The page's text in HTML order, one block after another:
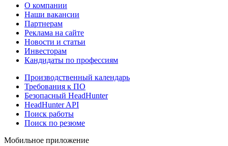
О компании
Наши вакансии
Партнерам
Реклама на сайте
Новости и статьи
Инвесторам
Кандидаты по профессиям
Производственный календарь
Требования к ПО
Безопасный HeadHunter
HeadHunter API
Поиск работы
Поиск по резюме
Мобильное приложение